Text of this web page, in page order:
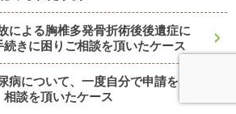
による胸椎多発骨折術後後遺症に
きに困りご相談を頂いたケース
病について、一度自分で申請をし
談を頂いたケース